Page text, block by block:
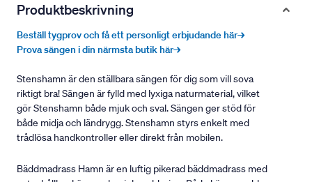
Produktbeskrivning
Beställ tygprov och få ett personligt erbjudande här→
Prova sängen i din närmsta butik här→
Stenshamn är den ställbara sängen för dig som vill sova
riktigt bra! Sängen är fylld med lyxiga naturmaterial, vilket
gör Stenshamn både mjuk och sval. Sängen ger stöd för
både midja och ländrygg. Stenshamn styrs enkelt med
trådlösa handkontroller eller direkt från mobilen.
Bäddmadrass Hamn är en luftig pikerad bäddmadrass med